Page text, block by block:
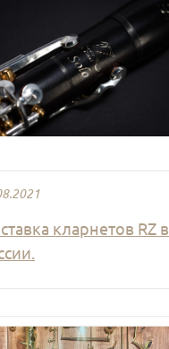
кларнетов RZ в